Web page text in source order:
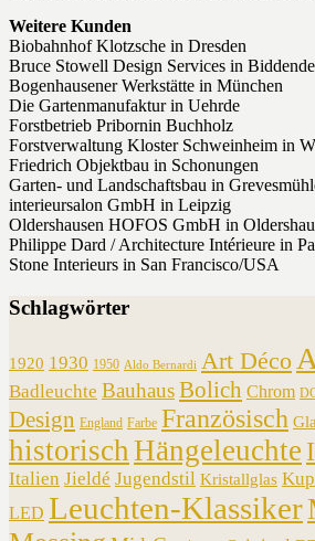
Weitere Kunden
Biobahnhof Klotzsche in Dresden
Bruce Stowell Design Services in
Bogenhausener Werkstätte in München
Die Gartenmanufaktur in Uehrde
Forstbetrieb Pribornin Buchholz
Forstverwaltung Kloster Schweinheim in
Friedrich Objektbau in Schonungen
Garten- und Landschaftsbau in
interieursalon GmbH in Leipzig
Oldershausen HOFOS GmbH in
Philippe Dard / Architecture Intérieure in
Stone Interieurs in San Francisco/USA
Schlagwörter
1920 1930 1950 Aldo Bernardi Art Déco
Badleuchte BauhausBolich Chrom
Design England Farbe Französisch
historisch Hängeleuchte
Italien Jieldé Jugendstil Kristallglas
LED Leuchten-Klassiker